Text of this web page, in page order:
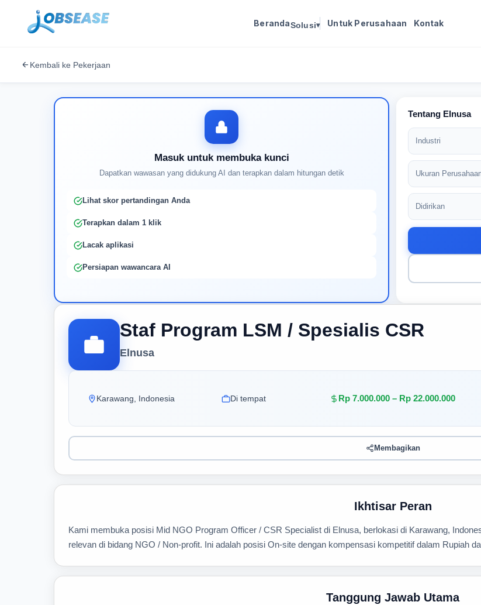
BerandaSolusi▾ Untuk Perusahaan Kontak
Kembali ke Pekerjaan
Staf Program LSM / Spesialis CSR
Elnusa
Karawang, Indonesia Di tempat Rp 7.000.000 – Rp 22.000.000
Membagikan
Ikhtisar Peran
Kami membuka posisi Mid NGO Program Officer / CSR Specialist di Elnusa, berlokasi di Karawang,
relevan di bidang NGO / Non-profit. Ini adalah posisi On-site dengan kompensasi kompetitif dalam Rupiah
Tanggung Jawab Utama
Masuk untuk membuka kunci
Dapatkan wawasan yang didukung AI dan terapkan dalam hitungan detik
Lihat skor pertandingan Anda
Terapkan dalam 1 klik
Lacak aplikasi
Persiapan wawancara AI
Tentang Elnusa
Industri
Ukuran
Didirikan